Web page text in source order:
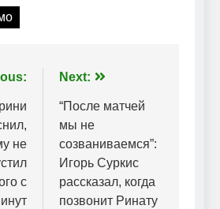
не
с
Next:
“После матчей
мы не
созваниваемся”:
Игорь Суркис
рассказал, когда
позвонит Ринату